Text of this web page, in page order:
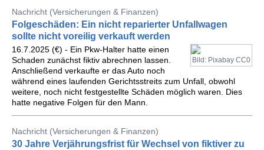
Nachricht (Versicherungen & Finanzen)
Folgeschäden: Ein nicht reparierter Unfallwagen
sollte nicht voreilig verkauft werden
Bild: Pixabay CC0
16.7.2025 (€) - Ein Pkw-Halter hatte einen
Schaden zunächst fiktiv abrechnen lassen.
Anschließend verkaufte er das Auto noch
während eines laufenden Gerichtsstreits zum Unfall, obwohl
weitere, noch nicht festgestellte Schäden möglich waren. Dies
hatte negative Folgen für den Mann.
Nachricht (Versicherungen & Finanzen)
30 Jahre Verjährungsfrist für Wechsel von fiktiver zu